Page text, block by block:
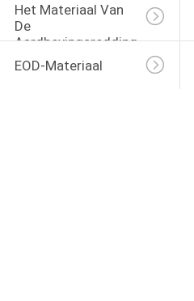
Het Materiaal Van
De
Aardbevingsredding
EOD-Materiaal